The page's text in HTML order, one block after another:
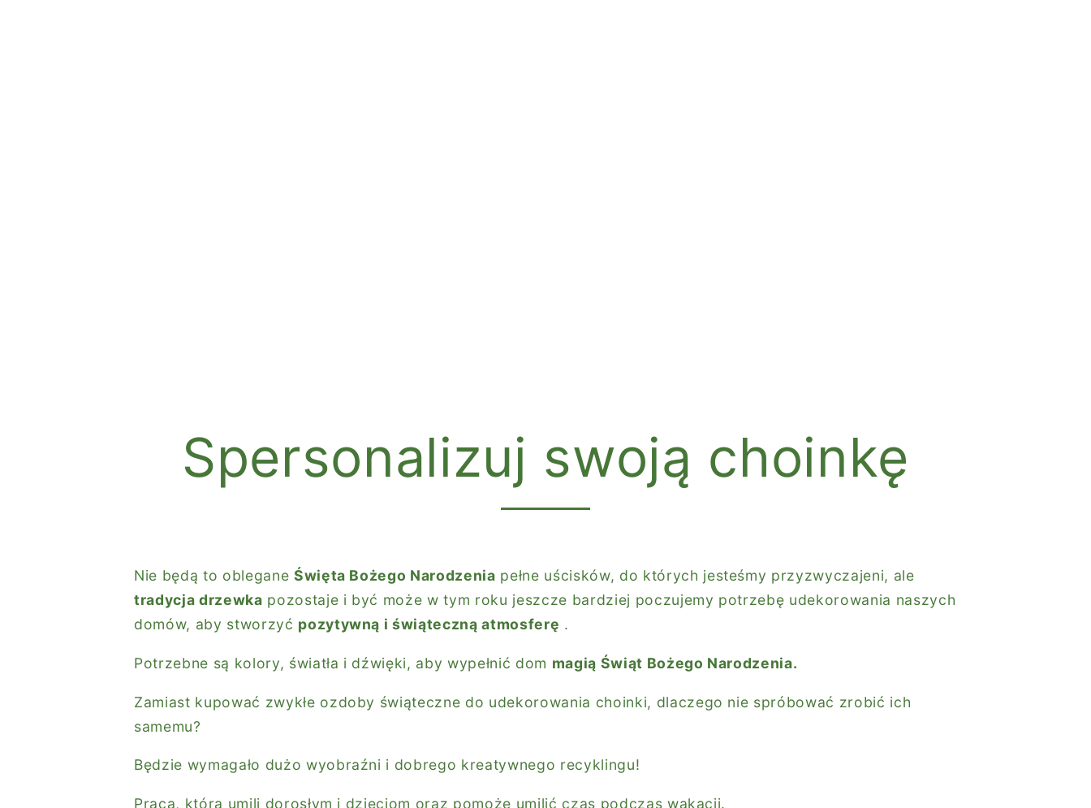
Spersonalizuj swoją choinkę
Nie będą to oblegane Święta Bożego Narodzenia pełne uścisków, do których jesteśmy przyzwyczajeni, ale
tradycja drzewka pozostaje i być może w tym roku jeszcze bardziej poczujemy potrzebę udekorowania naszych
domów, aby stworzyć pozytywną i świąteczną atmosferę .
Potrzebne są kolory, światła i dźwięki, aby wypełnić dom magią Świąt Bożego Narodzenia.
Zamiast kupować zwykłe ozdoby świąteczne do udekorowania choinki, dlaczego nie spróbować zrobić ich
samemu?
Będzie wymagało dużo wyobraźni i dobrego kreatywnego recyklingu!
Praca, która umili dorosłym i dzieciom oraz pomoże umilić czas podczas wakacji.